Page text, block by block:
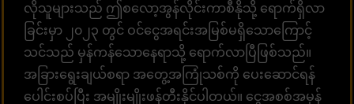
လိုသူများသည် ဤစလော့အွန်လိုင်းကာစီနိုသို့ ရောက်ရှိလာ
ခြင်းမှာ ၂၀၂၃ တွင် ဝင်ငွေအရင်းအမြစ်မရှိသောကြောင့်
သင်သည် မှန်ကန်သောနေရာသို့ ရောက်လာပြီဖြစ်သည်။
အခြားရွေးချယ်စရာ အတွေ့အကြုံသစ်ကို ပေးဆောင်ရန်
ပေါင်းစပ်ပြီး အမျိုးမျိုးဖန်တီးနိုင်ပါတယ်။ ငွေအစစ်အမှန်